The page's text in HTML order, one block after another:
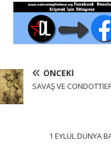
ÖNCEKI
SAVAŞ VE
1 EYLÜL DÜNYA